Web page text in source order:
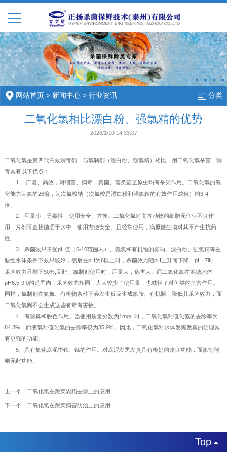
网站首页 > 新闻中心 >行业资讯 分类
二氧化氯相比漂白粉、强氯精的优势
2026/1/10 14:33:07
二氧化氯是第四代高效消毒剂，与氯制剂（漂白粉、强氯精）相比，用二氧化氯杀菌、消
毒具有以下优点：
1、 广谱、高效，对细菌、病毒、真菌、藻类甚至原虫均有杀灭作用。二氧化氯的氧
化能力为氯的26倍，为次氯酸钠（次氯酸是漂白粉和强氯精的有效作用成份）的3-4
倍。
2、用量小，无毒性，使用安全、方便。二氧化氯对高等动物的细胞无任何不良作
用，片剂可直接抛洒于水中，使用方便安全。且经常使用，病原微生物对其不产生抗药
性。
3、杀菌效果不受pH值（6-10范围内）、氨氮和有机物的影响。漂白粉、强氯精等在
酸性水体条件下效果较好，然后在pH为6以上时，杀菌效力随pH上升而下降，pH=7时，
杀菌效力只剩下50%,因此，氯制剂使用时，用量大，危害大。而二氧化氯在池塘水体
pH6.5-9.0的范围内，杀菌效力相同，大大较少了使用量，也减轻了对鱼类的危害作用。
同样，氯制剂在氨氮、有机物条件下会发生反应生成氯胺、有机胺，降低其杀菌效力，而
二氧化氯则不会生成这些有毒有害物。
4、有除臭和脱色作用。当使用质量分数为1mg/L时，二氧化氯对硫化氢的去除率为
84.3%，而液氯对硫化氢的去除率仅为35.9%。因此，二氧化氯对水体发黑发臭的治理具
有更强的功能。
5、具有氧化底泥中铁、锰的作用。对底泥发黑发臭具有极好的改良功能，而氯制剂
则无此功能。
上一个： 二氧化氯在蔬菜农药去除上的应用
下一个： 二氧化氯在蔬菜病害防治上的应用
Top